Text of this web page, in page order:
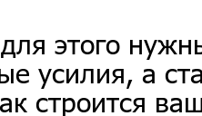
этого
усилия, а
строится